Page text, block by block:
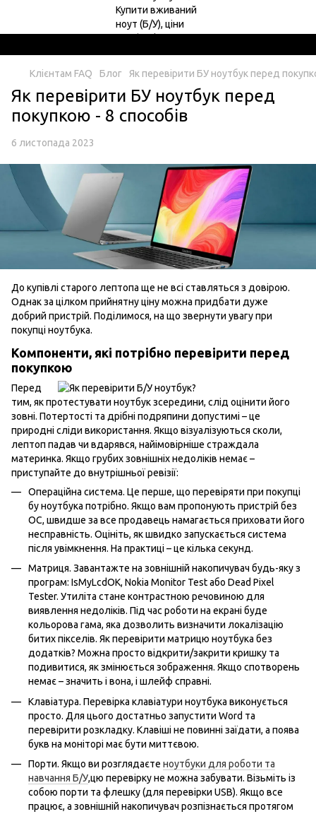
Клієнтам FAQ Блог Як перевірити БУ ноутбук перед
Як перевірити БУ ноутбук перед
покупкою - 8 способів
6 листопада 2023
До купівлі старого лептопа ще не всі ставляться з довірою.
Однак за цілком прийнятну ціну можна придбати дуже
добрий пристрій. Поділимося, на що звернути увагу при
покупці ноутбука.
Компоненти, які потрібно перевірити перед
покупкою
Перед
тим, як протестувати ноутбук зсередини, слід оцінити його
зовні. Потертості та дрібні подряпини допустимі – це
природні сліди використання. Якщо візуалізуються сколи,
лептоп падав чи вдарявся, найімовірніше страждала
материнка. Якщо грубих зовнішніх недоліків немає –
приступайте до внутрішньої ревізії:
Операційна система. Це перше, що перевіряти при покупці
бу ноутбука потрібно. Якщо вам пропонують пристрій без
ОС, швидше за все продавець намагається приховати його
несправність. Оцініть, як швидко запускається система
після увімкнення. На практиці – це кілька секунд.
Матриця. Завантажте на зовнішній накопичувач будь-яку з
програм: IsMyLcdOK, Nokia Monitor Test або Dead Pixel
Tester. Утиліта стане контрастною речовиною для
виявлення недоліків. Під час роботи на екрані буде
кольорова гама, яка дозволить визначити локалізацію
битих пікселів. Як перевірити матрицю ноутбука без
додатків? Можна просто відкрити/закрити кришку та
подивитися, як змінюється зображення. Якщо спотворень
немає – значить і вона, і шлейф справні.
Клавіатура. Перевірка клавіатури ноутбука виконується
просто. Для цього достатньо запустити Word та
перевірити розкладку. Клавіші не повинні заїдати, а поява
букв на моніторі має бути миттєвою.
Порти. Якщо ви розглядаєте ноутбуки для роботи та
навчання Б/У,цю перевірку не можна забувати. Візьміть із
собою порти та флешку (для перевірки USB). Якщо все
працює, а зовнішній накопичувач розпізнається протягом